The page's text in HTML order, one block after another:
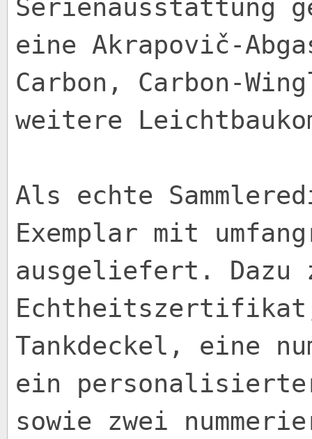
Serienausstattung
eine Akrapovič-
Carbon, Carbon-
weitere
Als echte
Exemplar mit
ausgeliefert. Dazu
Tankdeckel, eine
ein
sowie zwei